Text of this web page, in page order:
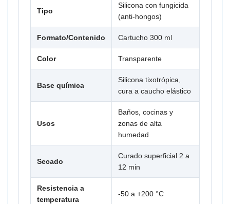
Tipo
Silicona con fungicida
(anti-hongos)
Formato/Contenido Cartucho 300 ml
Color Transparente
Base química
Silicona tixotrópica,
cura a caucho elástico
Usos
Baños, cocinas y
zonas de alta
humedad
Secado
Curado superficial 2 a
12 min
Resistencia a
temperatura
-50 a +200 °C